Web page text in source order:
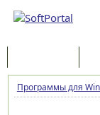
Программы для